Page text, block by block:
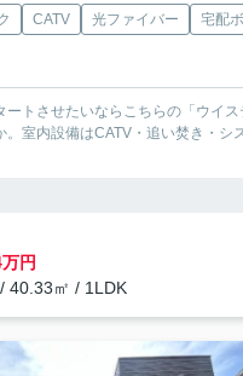
CATV 光ファイバー
宅配
ートさせたいならこちらの「ウイス
。室内設備はCATV・追い焚き・シ
円
40.33㎡ / 1LDK